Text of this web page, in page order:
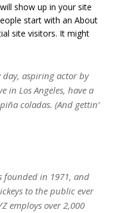
show up in your site
start with an About
site visitors. It might
day, aspiring actor by
in Los Angeles, have a
coladas. (And gettin’
founded in 1971, and
to the public ever
employs over 2,000